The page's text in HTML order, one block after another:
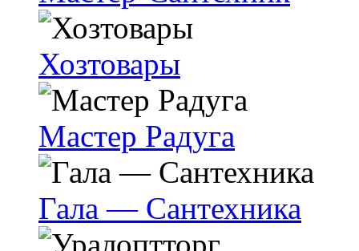
Хозтовары
Мастер Радуга
Гала — Сантехника